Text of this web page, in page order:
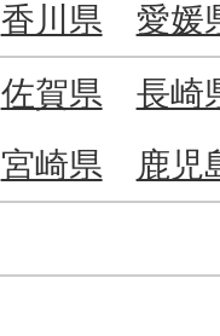
香川県 愛媛
佐賀県
長崎
宮崎県
鹿児